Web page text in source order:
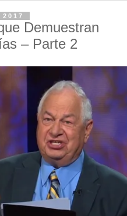
Demuestran
– Parte 2